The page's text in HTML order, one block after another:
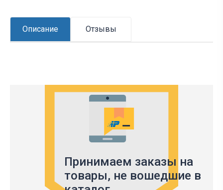
Описание Отзывы
Принимаем заказы на
товары, не вошедшие в